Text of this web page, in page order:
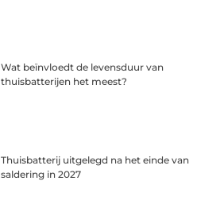
Wat beïnvloedt de levensduur van
thuisbatterijen het meest?
Thuisbatterij uitgelegd na het einde van
saldering in 2027